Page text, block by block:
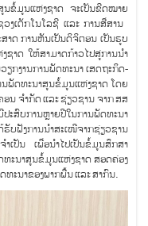
ນຂໍ້ມູນແຫ່ງຊາດ ຈະເປັນ​ຂີດ​ໝາຍ
ງເຕັກໂນໂລຊີ ແລະ ການສື່ສານ
າດ ການຫັນເປັນດິຈິຕອນ ເປັນຮູບ
ຊາດ ໃຫ້ສາມາດກ້າວໄປສູ່ການນໍາ
ຽກງານການພັດທະນາ ເສດຖະກິດ-
ພັດທະນາສູນຂໍ້ມູນແຫ່ງຊາດ ໂດຍ
ນ ຈໍາກັດ ແລະ ຊ່ຽວຊານ ຈາກ ສສ
ະສົບການຫຼາຍປີໃນການພັດທະນາ
ຟັງການນໍາສະເໜີຈາກຊ່ຽວຊານ
ເປັນ ເພື່ອນໍາໄປເປັນຂໍ້ມູນສຶກສາ
ະນາສູນຂໍ້ມູນແຫ່ງຊາດ ສອດຄ່ອງ
ທະນາຂອງພາກພື້ນ ແລະ ສາກົນ.